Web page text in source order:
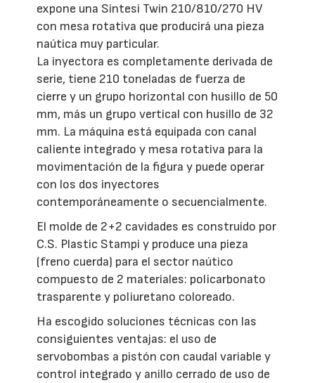
expone una Sintesi Twin 210/810/270 HV
con mesa rotativa que producirá una pieza
naútica muy particular.
La inyectora es completamente derivada de
serie, tiene 210 toneladas de fuerza de
cierre y un grupo horizontal con husillo de 50
mm, más un grupo vertical con husillo de 32
mm. La máquina está equipada con canal
caliente integrado y mesa rotativa para la
movimentación de la figura y puede operar
con los dos inyectores
contemporáneamente o secuencialmente.
El molde de 2+2 cavidades es construido por
C.S. Plastic Stampi y produce una pieza
(freno cuerda) para el sector naútico
compuesto de 2 materiales: policarbonato
trasparente y poliuretano coloreado.
Ha escogido soluciones técnicas con las
consiguientes ventajas: el uso de
servobombas a pistón con caudal variable y
control integrado y anillo cerrado de uso de